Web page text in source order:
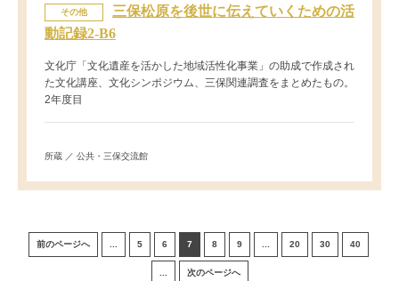
その他
三保松原を後世に伝えていくための活
動記録2-B6
文化庁「文化遺産を活かした地域活性化事業」の助成で作成され
た文化講座、文化シンポジウム、三保関連調査をまとめたもの。
2年度目
所蔵 ／ 公共・三保交流館
前のページへ 5 6 7 8 9 20 30 40
次のページへ